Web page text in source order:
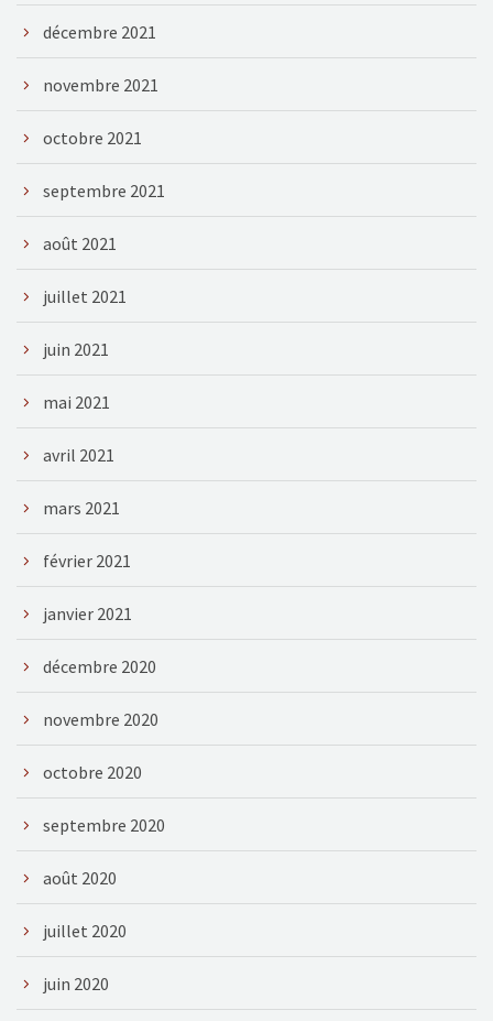
décembre 2021
novembre 2021
octobre 2021
septembre 2021
août 2021
juillet 2021
juin 2021
mai 2021
avril 2021
mars 2021
février 2021
janvier 2021
décembre 2020
novembre 2020
octobre 2020
septembre 2020
août 2020
juillet 2020
juin 2020